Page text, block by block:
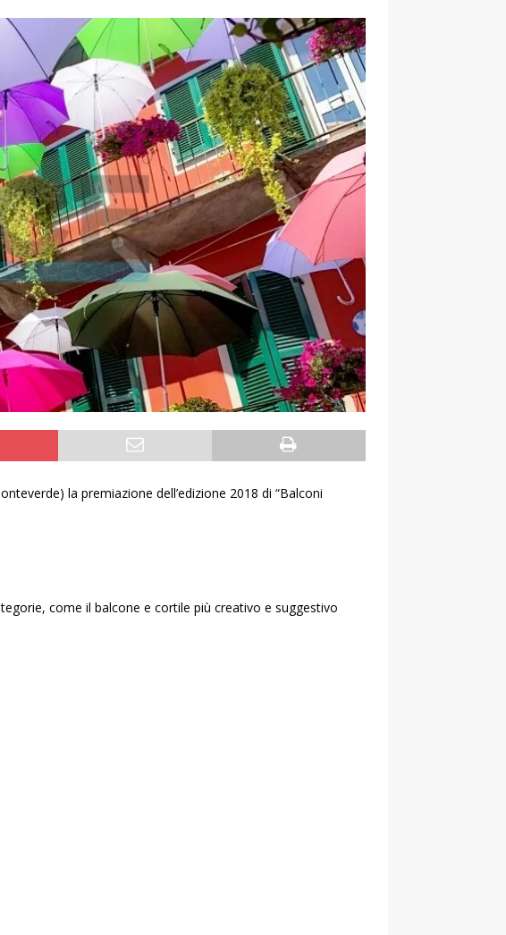
la premiazione dell’edizione 2018 di “Balconi
come il balcone e cortile più creativo e suggestivo